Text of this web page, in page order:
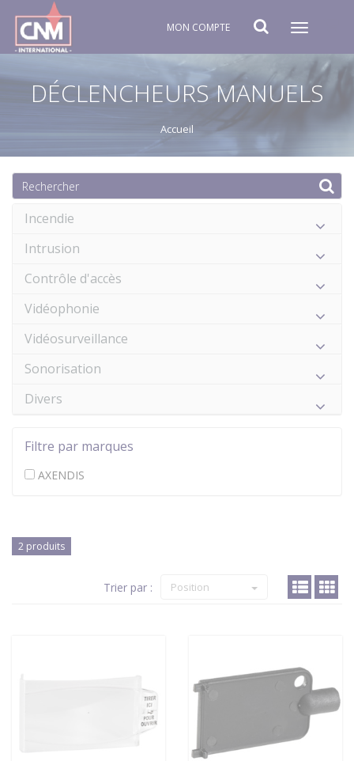
MON COMPTE
Toggle
DÉCLENCHEURS MANUELS
Accueil
Incendie
Intrusion
Contrôle d'accès
Vidéophonie
Vidéosurveillance
Sonorisation
Divers
Filtre par marques
AXENDIS
2 produits
Trier par : Position